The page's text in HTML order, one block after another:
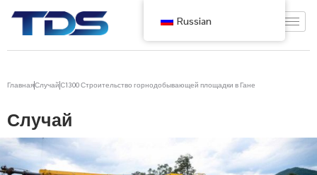
ГлавнаяСлучай C1300 Строительство горнодобывающей площадки в Гане
Случай
Russian